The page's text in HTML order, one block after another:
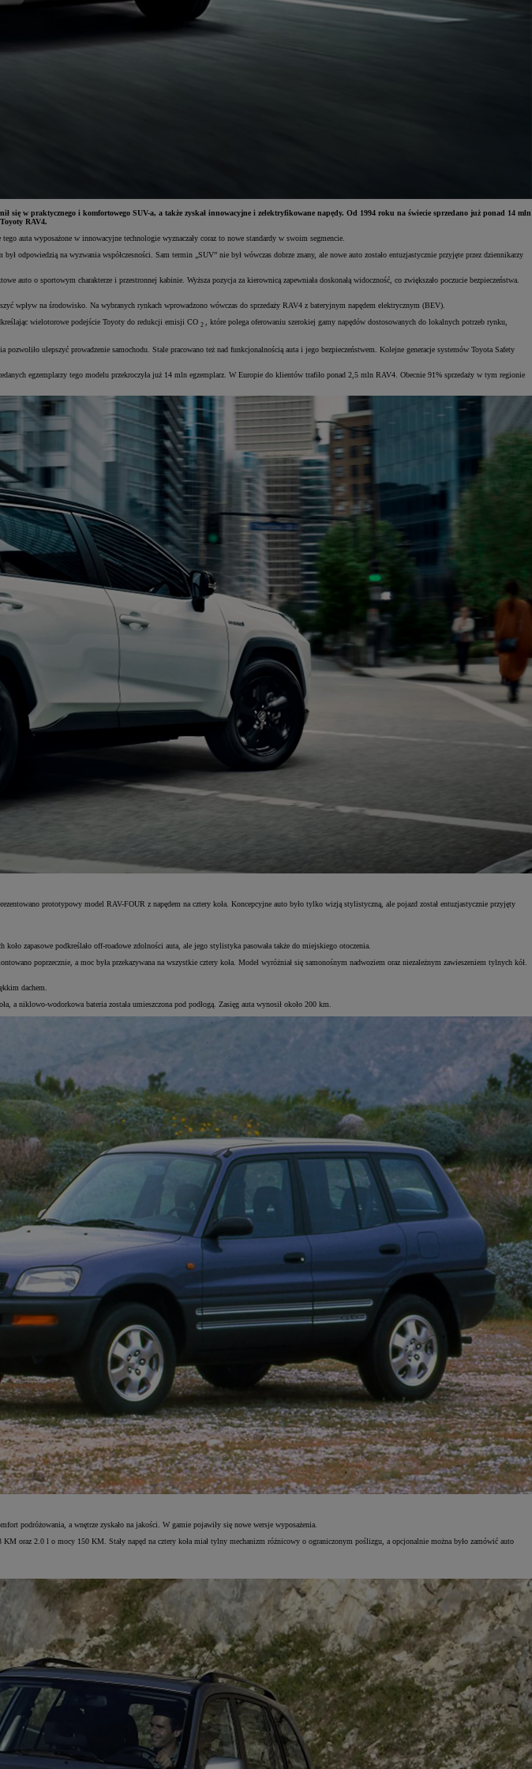
się w praktycznego i komfortowego SUV-a, a także zyskał innowacyjne i zelektryfikowane napędy. Od 1994 roku na świecie sprzedano już ponad 14 mln
RAV4.
auta wyposażone w innowacyjne technologie wyznaczały coraz to nowe standardy w swoim segmencie.
na wyzwania współczesności. Sam termin „SUV” nie był wówczas dobrze znany, ale nowe auto zostało entuzjastycznie przyjęte przez dziennikarzy
o sportowym charakterze i przestronnej kabinie. Wyższa pozycja za kierownicą zapewniała doskonałą widoczność, co zwiększało poczucie bezpieczeństwa.
wpływ na środowisko. Na wybranych rynkach wprowadzono wówczas do sprzedaży RAV4 z bateryjnym napędem elektrycznym (BEV).
wielotorowe podejście Toyoty do redukcji emisji CO 2 , które polega oferowaniu szerokiej gamy napędów dostosowanych do lokalnych potrzeb rynku,
ulepszyć prowadzenie samochodu. Stale pracowano też nad funkcjonalnością auta i jego bezpieczeństwem. Kolejne generacje systemów Toyota Safety
egzemplarzy tego modelu przekroczyła już 14 mln egzemplarz. W Europie do klientów trafiło ponad 2,5 mln RAV4. Obecnie 91% sprzedaży w tym regionie
prototypowy model RAV-FOUR z napędem na cztery koła. Koncepcyjne auto było tylko wizją stylistyczną, ale pojazd został entuzjastycznie przyjęty
zapasowe podkreślało off-roadowe zdolności auta, ale jego stylistyka pasowała także do miejskiego otoczenia.
poprzecznie, a moc była przekazywana na wszystkie cztery koła. Model wyróżniał się samonośnym nadwoziem oraz niezależnym zawieszeniem tylnych kół.
dachem.
niklowo-wodorkowa bateria została umieszczona pod podłogą. Zasięg auta wynosił około 200 km.
podróżowania, a wnętrze zyskało na jakości. W gamie pojawiły się nowe wersje wyposażenia.
oraz 2.0 l o mocy 150 KM. Stały napęd na cztery koła miał tylny mechanizm różnicowy o ograniczonym poślizgu, a opcjonalnie można było zamówić auto